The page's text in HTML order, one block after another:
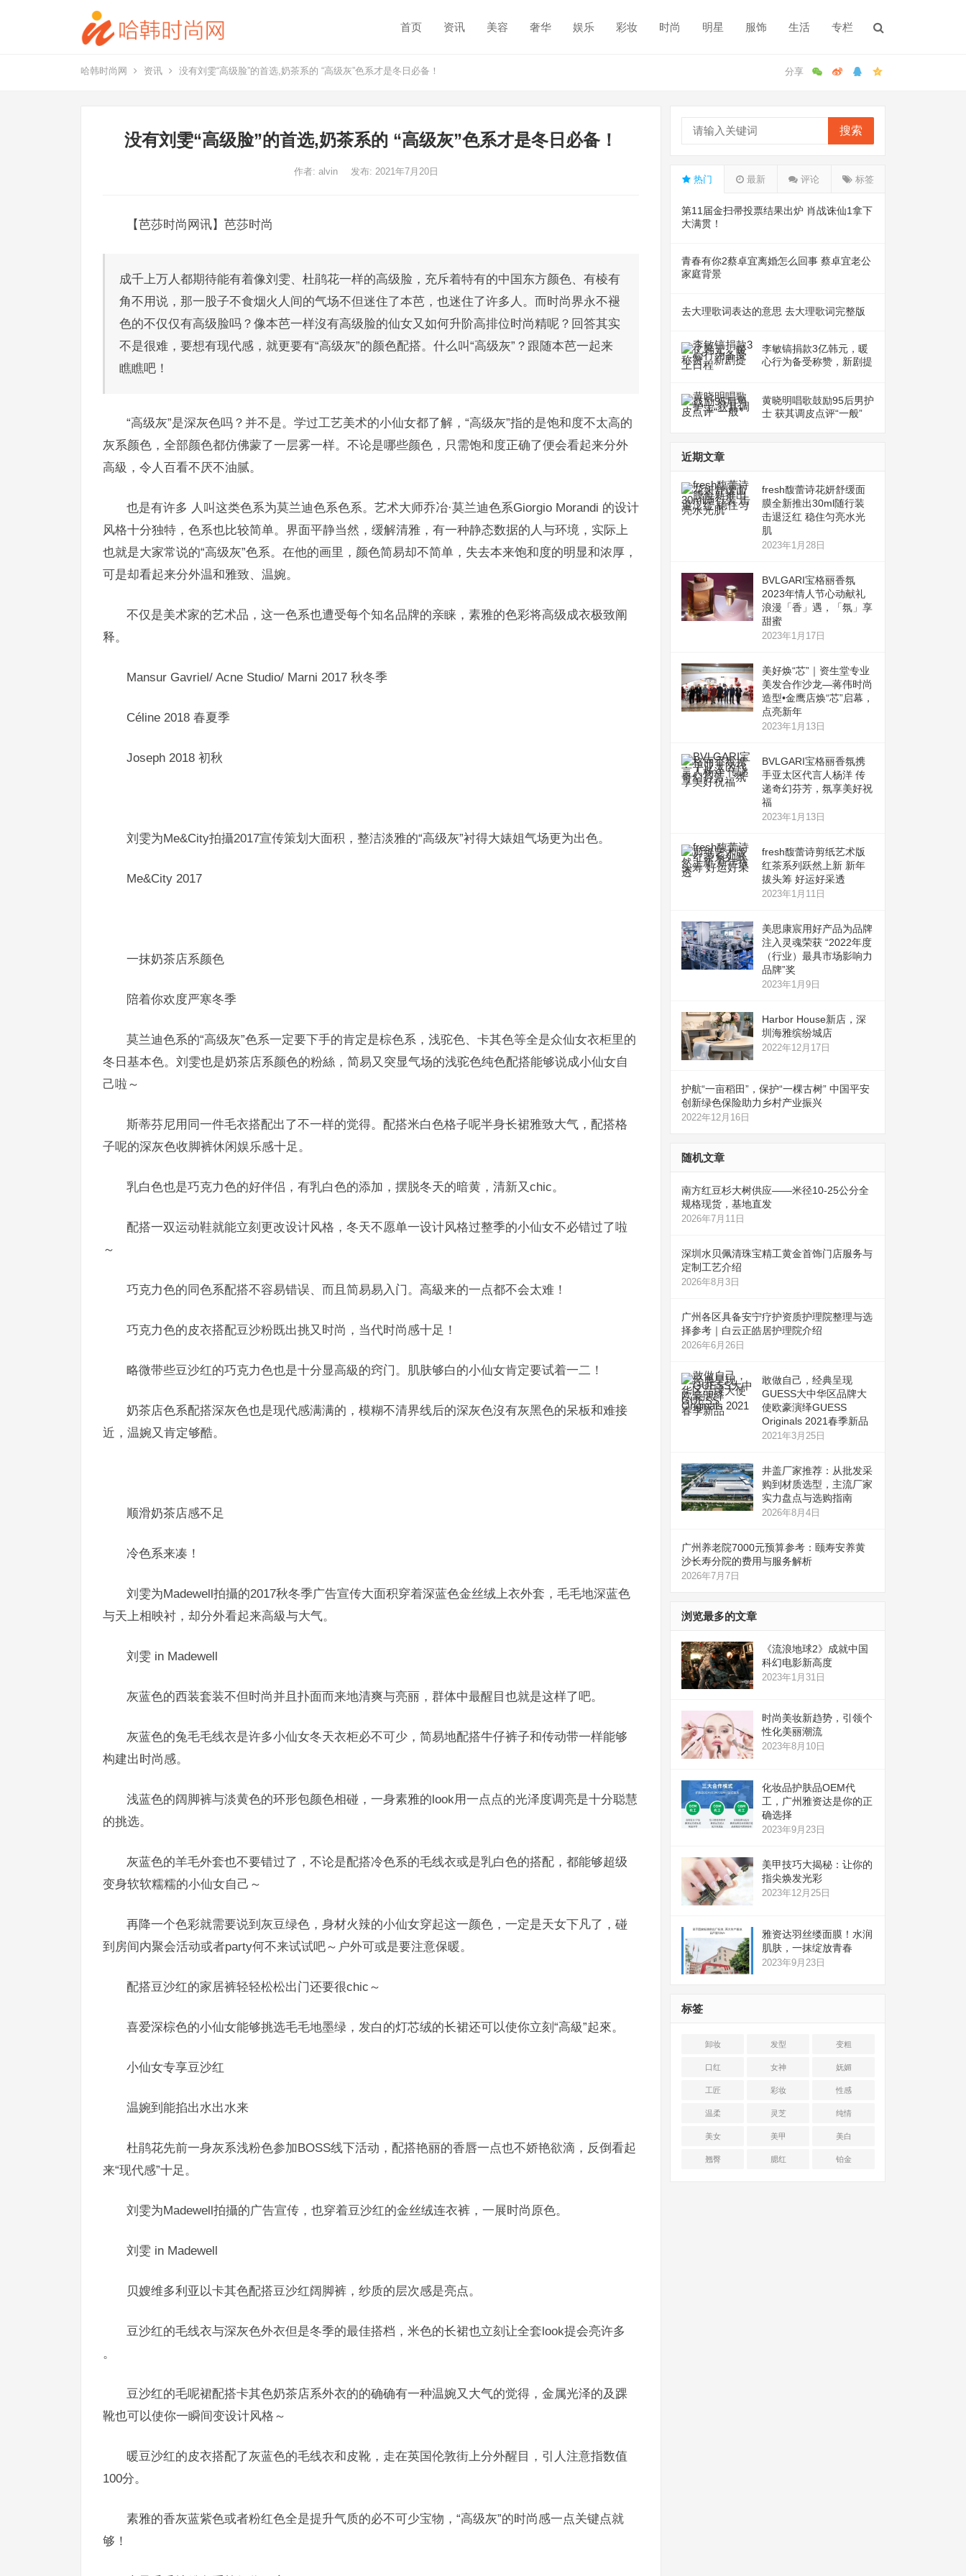
首页 资讯 美容 奢华 娱乐 彩妆 时尚 明星 服饰 生活 专栏
哈韩时尚网 资讯 没有刘雯“高级脸”的首选,奶茶系的 “高级灰”色系才是冬日必备！
没有刘雯“高级脸”的首选,奶茶系的 “高级灰”色系才是冬日必备！
作者: alvin 发布: 2021年7月20日
【芭莎时尚网讯】芭莎时尚
成千上万人都期待能有着像刘雯、杜鹃花一样的高级脸，充斥着特有的中国东方颜色、有棱有
角不用说，那一股子不食烟火人间的气场不但迷住了本芭，也迷住了许多人。而时尚界永不褪
色的不仅仅有高级脸吗？像本芭一样沒有高级脸的仙女又如何升阶高排位时尚精呢？回答其实
不是很难，要想有现代感，就更要有“高级灰”的颜色配搭。什么叫“高级灰”？跟随本芭一起来
瞧瞧吧！
“高级灰”是深灰色吗？并不是。学过工艺美术的小仙女都了解，“高级灰”指的是饱和度不太高的
灰系颜色，全部颜色都仿佛蒙了一层雾一样。不论是哪些颜色，只需饱和度正确了便会看起来分外
高級，令人百看不厌不油腻。
也是有许多 人叫这类色系为莫兰迪色系色系。艺术大师乔冶·莫兰迪色系Giorgio Morandi 的设计
风格十分独特，色系也比较简单。界面平静当然，缓解清雅，有一种静态数据的人与环境，实际上
也就是大家常说的“高级灰”色系。在他的画里，颜色简易却不简单，失去本来饱和度的明显和浓厚，
可是却看起来分外温和雅致、温婉。
不仅是美术家的艺术品，这一色系也遭受每个知名品牌的亲睐，素雅的色彩将高级成衣极致阐
释。
Mansur Gavriel/ Acne Studio/ Marni 2017 秋冬季
Céline 2018 春夏季
Joseph 2018 初秋
刘雯为Me&City拍攝2017宣传策划大面积，整洁淡雅的“高级灰”衬得大婊姐气场更为出色。
Me&City 2017
一抹奶茶店系颜色
陪着你欢度严寒冬季
莫兰迪色系的“高级灰”色系一定要下手的肯定是棕色系，浅驼色、卡其色等全是众仙女衣柜里的
冬日基本色。刘雯也是奶茶店系颜色的粉絲，简易又突显气场的浅驼色纯色配搭能够说成小仙女自
己啦～
斯蒂芬尼用同一件毛衣搭配出了不一样的觉得。配搭米白色格子呢半身长裙雅致大气，配搭格
子呢的深灰色收脚裤休闲娱乐感十足。
乳白色也是巧克力色的好伴侣，有乳白色的添加，摆脱冬天的暗黄，清新又chic。
配搭一双运动鞋就能立刻更改设计风格，冬天不愿单一设计风格过整季的小仙女不必错过了啦
～
巧克力色的同色系配搭不容易错误、而且简易易入门。高級来的一点都不会太难！
巧克力色的皮衣搭配豆沙粉既出挑又时尚，当代时尚感十足！
略微带些豆沙红的巧克力色也是十分显高級的窍门。肌肤够白的小仙女肯定要试着一二！
奶茶店色系配搭深灰色也是现代感满满的，模糊不清界线后的深灰色沒有灰黑色的呆板和难接
近，温婉又肯定够酷。
顺滑奶茶店感不足
冷色系来凑！
刘雯为Madewell拍攝的2017秋冬季广告宣传大面积穿着深蓝色金丝绒上衣外套，毛毛地深蓝色
与天上相映衬，却分外看起来高級与大气。
刘雯 in Madewell
灰蓝色的西装套装不但时尚并且扑面而来地清爽与亮丽，群体中最醒目也就是这样了吧。
灰蓝色的兔毛毛线衣是许多小仙女冬天衣柜必不可少，简易地配搭牛仔裤子和传动带一样能够
构建出时尚感。
浅蓝色的阔脚裤与淡黄色的环形包颜色相碰，一身素雅的look用一点点的光泽度调亮是十分聪慧
的挑选。
灰蓝色的羊毛外套也不要错过了，不论是配搭冷色系的毛线衣或是乳白色的搭配，都能够超级
变身软软糯糯的小仙女自己～
再降一个色彩就需要说到灰豆绿色，身材火辣的小仙女穿起这一颜色，一定是天女下凡了，碰
到房间内聚会活动或者party何不来试试吧～户外可或是要注意保暖。
配搭豆沙红的家居裤轻轻松松出门还要很chic～
喜爱深棕色的小仙女能够挑选毛毛地墨绿，发白的灯芯绒的长裙还可以使你立刻“高級”起來。
小仙女专享豆沙红
温婉到能掐出水出水来
杜鹃花先前一身灰系浅粉色参加BOSS线下活动，配搭艳丽的香唇一点也不娇艳欲滴，反倒看起
来“现代感”十足。
刘雯为Madewell拍攝的广告宣传，也穿着豆沙红的金丝绒连衣裤，一展时尚原色。
刘雯 in Madewell
贝嫂维多利亚以卡其色配搭豆沙红阔脚裤，纱质的层次感是亮点。
豆沙红的毛线衣与深灰色外衣但是冬季的最佳搭档，米色的长裙也立刻让全套look提会亮许多
。
豆沙红的毛呢裙配搭卡其色奶茶店系外衣的的确确有一种温婉又大气的觉得，金属光泽的及踝
靴也可以使你一瞬间变设计风格～
暖豆沙红的皮衣搭配了灰蓝色的毛线衣和皮靴，走在英国伦敦街上分外醒目，引人注意指数值
100分。
素雅的香灰蓝紫色或者粉红色全是提升气质的必不可少宝物，“高级灰”的时尚感一点关键点就
够！
搜索
热门 最新 评论 标签
第11届金扫帚投票结果出炉 肖战诛仙1拿下
大满贯！
青春有你2蔡卓宜离婚怎么回事 蔡卓宜老公
家庭背景
去大理歌词表达的意思 去大理歌词完整版
李敏镐捐款3亿韩元，暖
心行为备受称赞，新剧提
黄晓明唱歌鼓励95后男护
士 获其调皮点评“一般”
近期文章
fresh馥蕾诗花妍舒缓面
膜全新推出30ml随行装
击退泛红 稳住匀亮水光
肌
2023年1月28日
BVLGARI宝格丽香氛
2023年情人节心动献礼
浪漫「香」遇，「氛」享
甜蜜
2023年1月17日
美好焕“芯”｜资生堂专业
美发合作沙龙—蒋伟时尚
造型•金鹰店焕“芯”启幕，
点亮新年
2023年1月13日
BVLGARI宝格丽香氛携
手亚太区代言人杨洋 传
递奇幻芬芳，氛享美好祝
福
2023年1月13日
fresh馥蕾诗剪纸艺术版
红茶系列跃然上新 新年
拔头筹 好运好采透
2023年1月11日
美思康宸用好产品为品牌
注入灵魂荣获 “2022年度
（行业）最具市场影响力
品牌”奖
2023年1月9日
Harbor House新店，深
圳海雅缤纷城店
2022年12月17日
护航“一亩稻田”，保护“一棵古树” 中国平安
创新绿色保险助力乡村产业振兴
2022年12月16日
随机文章
南方红豆杉大树供应——米径10-25公分全
规格现货，基地直发
2026年7月11日
深圳水贝佩清珠宝精工黄金首饰门店服务与
定制工艺介绍
2026年8月3日
广州各区具备安宁疗护资质护理院整理与选
择参考｜白云正皓居护理院介绍
2026年6月26日
敢做自己，经典呈现
GUESS大中华区品牌大
使欧豪演绎GUESS
Originals 2021春季新品
2021年3月25日
井盖厂家推荐：从批发采
购到材质选型，主流厂家
实力盘点与选购指南
2026年8月4日
广州养老院7000元预算参考：颐寿安养黄
沙长寿分院的费用与服务解析
2026年7月7日
浏览最多的文章
《流浪地球2》成就中国
科幻电影新高度
2023年1月31日
时尚美妆新趋势，引领个
性化美丽潮流
2023年8月10日
化妆品护肤品OEM代
工，广州雅资达是你的正
确选择
2023年9月23日
美甲技巧大揭秘：让你的
指尖焕发光彩
2023年12月25日
雅资达羽丝缕面膜！水润
肌肤，一抹绽放青春
2023年9月23日
标签
卸妆 发型 变粗
口红 女神 妩媚
工匠 彩妆 性感
温柔 灵芝 纯情
美女 美甲 美白
翘臀 腮红 铂金